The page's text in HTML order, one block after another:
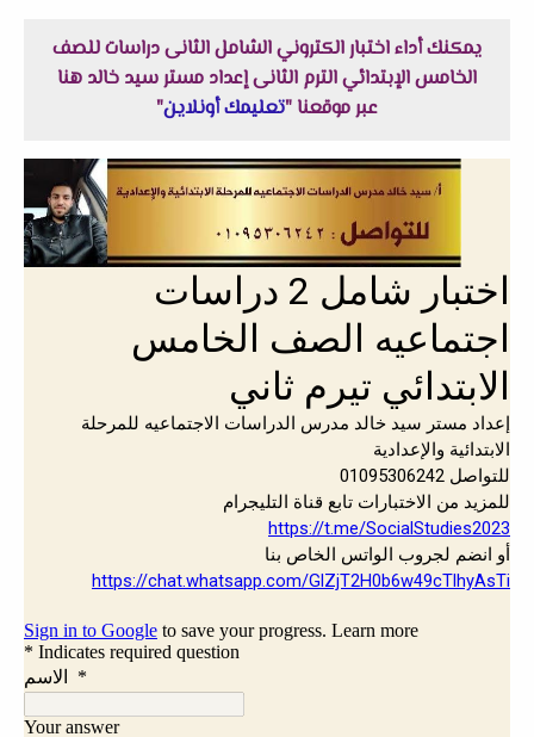
يمكنك أداء اختبار الكتروني الشامل الثانى دراسات للصف
الخامس الإبتدائي الترم الثانى إعداد مستر سيد خالد هنا
عبر موقعنا "تعليمك أونلاين"